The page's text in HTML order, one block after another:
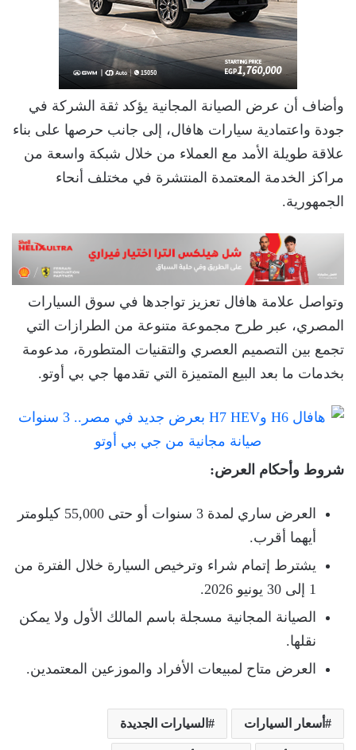
وأضاف أن عرض الصيانة المجانية يؤكد ثقة الشركة في
جودة واعتمادية سيارات هافال، إلى جانب حرصها على بناء
علاقة طويلة الأمد مع العملاء من خلال شبكة واسعة من
مراكز الخدمة المعتمدة المنتشرة في مختلف أنحاء
الجمهورية.
وتواصل علامة هافال تعزيز تواجدها في سوق السيارات
المصري، عبر طرح مجموعة متنوعة من الطرازات التي
تجمع بين التصميم العصري والتقنيات المتطورة، مدعومة
بخدمات ما بعد البيع المتميزة التي تقدمها جي بي أوتو.
شروط وأحكام العرض:
العرض ساري لمدة 3 سنوات أو حتى 55,000 كيلومتر
أيهما أقرب.
يشترط إتمام شراء وترخيص السيارة خلال الفترة من
1 إلى 30 يونيو 2026.
الصيانة المجانية مسجلة باسم المالك الأول ولا يمكن
نقلها.
العرض متاح لمبيعات الأفراد والموزعين المعتمدين.
أسعار السيارات السيارات الجديدة